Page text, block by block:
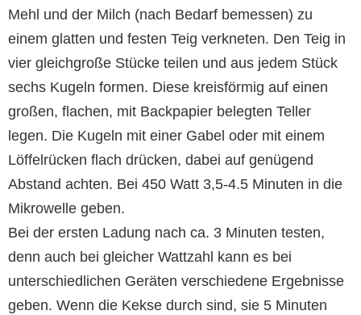
Mehl und der Milch (nach Bedarf bemessen) zu
einem glatten und festen Teig verkneten. Den Teig in
vier gleichgroße Stücke teilen und aus jedem Stück
sechs Kugeln formen. Diese kreisförmig auf einen
großen, flachen, mit Backpapier belegten Teller
legen. Die Kugeln mit einer Gabel oder mit einem
Löffelrücken flach drücken, dabei auf genügend
Abstand achten. Bei 450 Watt 3,5-4.5 Minuten in die
Mikrowelle geben.
Bei der ersten Ladung nach ca. 3 Minuten testen,
denn auch bei gleicher Wattzahl kann es bei
unterschiedlichen Geräten verschiedene Ergebnisse
geben. Wenn die Kekse durch sind, sie 5 Minuten